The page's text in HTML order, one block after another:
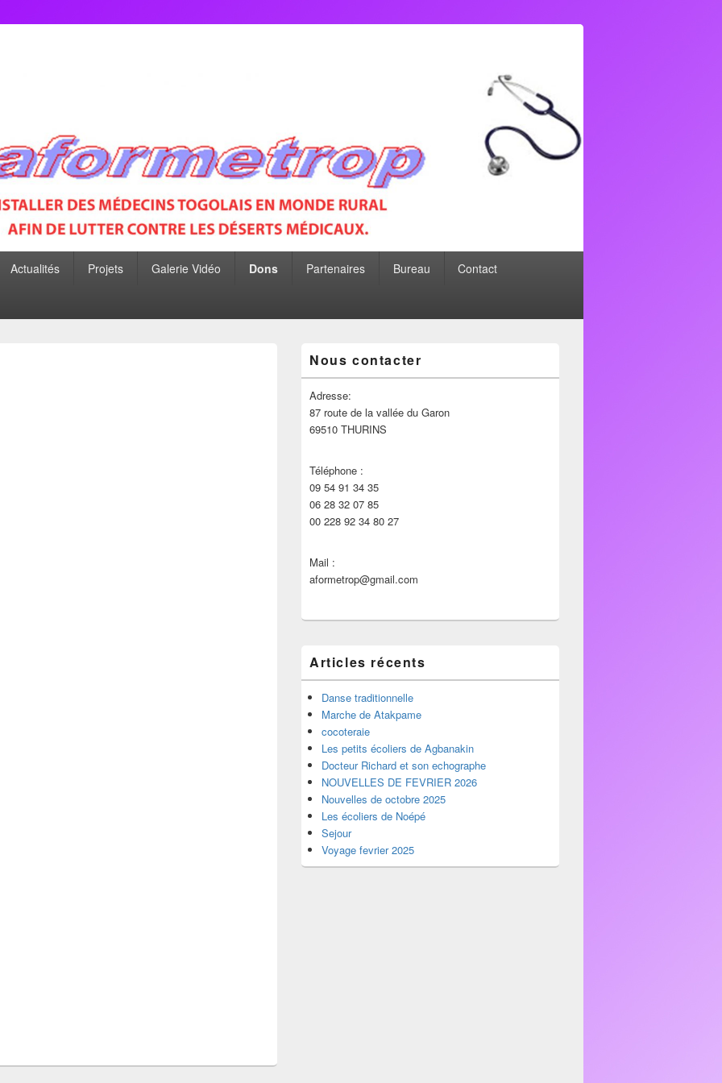
Actualités Projets Galerie Vidéo Dons Partenaires Bureau Contact
principale
de
widget
pour
barre
Nous contacter
Adresse:
87 route de la vallée du Garon
69510 THURINS
Téléphone :
09 54 91 34 35
06 28 32 07 85
00 228 92 34 80 27
Mail :
aformetrop@gmail.com
Articles récents
Danse traditionnelle
Marche de Atakpame
cocoteraie
Les petits écoliers de Agbanakin
Docteur Richard et son echographe
NOUVELLES DE FEVRIER 2026
Nouvelles de octobre 2025
Les écoliers de Noépé
Sejour
Voyage fevrier 2025